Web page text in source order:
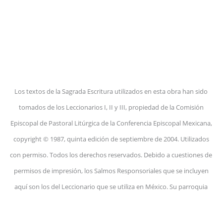
Los textos de la Sagrada Escritura utilizados en esta obra han sido
tomados de los Leccionarios I, II y III, propiedad de la Comisión
Episcopal de Pastoral Litúrgica de la Conferencia Episcopal Mexicana,
copyright © 1987, quinta edición de septiembre de 2004. Utilizados
con permiso. Todos los derechos reservados. Debido a cuestiones de
permisos de impresión, los Salmos Responsoriales que se incluyen
aquí son los del Leccionario que se utiliza en México. Su parroquia